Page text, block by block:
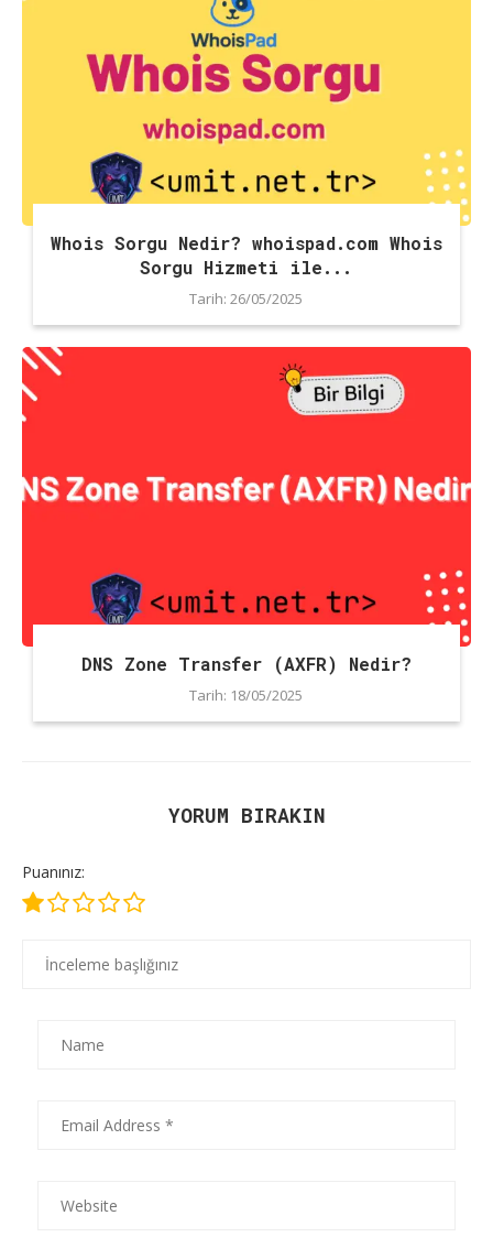
Whois Sorgu Nedir? whoispad.com Whois
Sorgu Hizmeti ile...
Tarih: 26/05/2025
DNS Zone Transfer (AXFR) Nedir?
Tarih: 18/05/2025
YORUM BIRAKIN
Puanınız: